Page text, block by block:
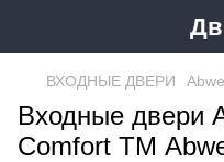
ВХОДНЫЕ ДВЕРИ
Входные двери
Comfort ТМ